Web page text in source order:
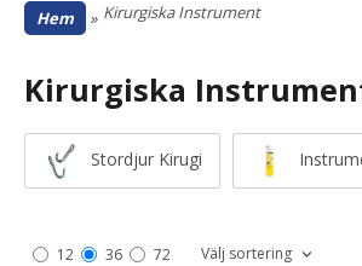
Hem » Kirurgiska Instrument
Kirurgiska
Stordjur Kirugi
12 36 72 Välj sortering